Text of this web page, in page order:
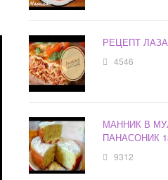
РЕЦЕПТ
4546
МАННИК В
ПАНАСОНИК
9312